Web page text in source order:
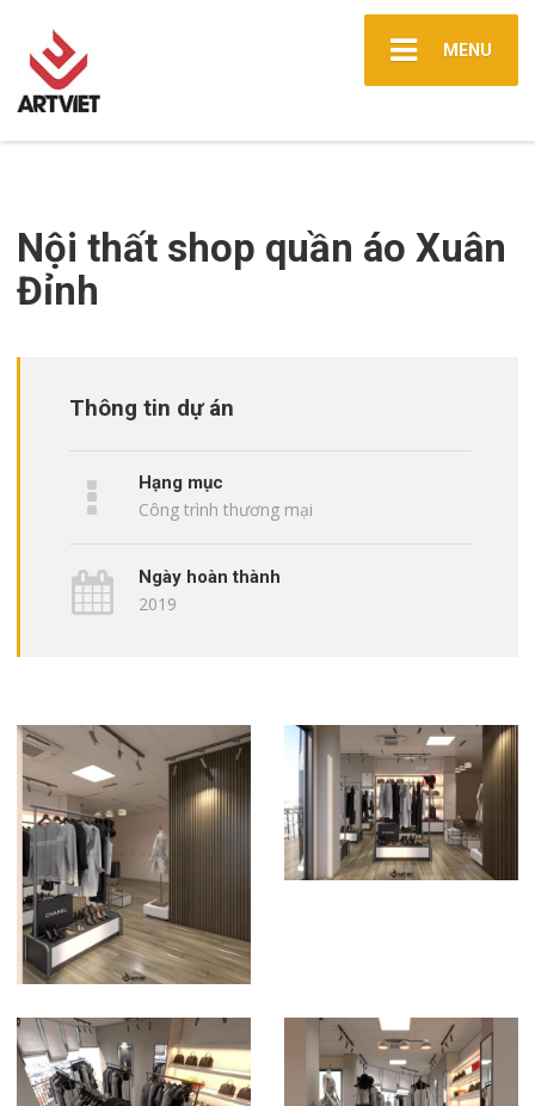
MENU
Nội thất shop quần áo Xuân
Đỉnh
Thông tin dự án
Hạng mục
Công trình thương mại
Ngày hoàn thành
2019